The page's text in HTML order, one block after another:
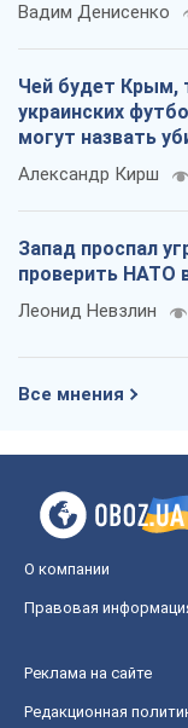
Вадим Денисенко
Чей будет Крым,
украинских
могут назвать
Александр Кирш
Запад проспал
проверить НАТО
Леонид Невзлин
Все мнения
О компании
Правовая
Реклама на сайте
Редакционная